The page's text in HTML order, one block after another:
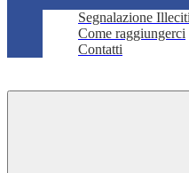
Segnalazione
Come raggiungerci
Contatti